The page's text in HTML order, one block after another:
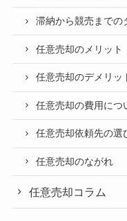
滞納から競売までの
任意売却のメリット
任意売却のデメリッ
任意売却の費用につ
任意売却依頼先の選
任意売却のながれ
任意売却コラム